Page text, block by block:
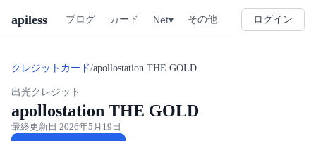
apiless ブログ カード Net▾ その他 ログイン
クレジットカード/apollostation THE GOLD
出光クレジット
apollostation THE GOLD
最終更新日 2026年5月19日